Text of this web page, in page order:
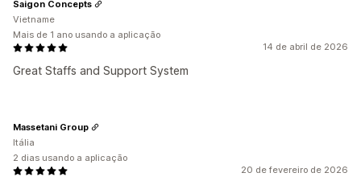
14 de abril de 2026
Great Staffs and Support System
Saigon Concepts
Vietname
Mais de 1 ano usando a aplicação
20 de fevereiro de 2026
Massetani Group
Itália
2 dias usando a aplicação